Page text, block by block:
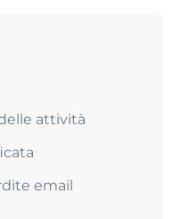
attività
email